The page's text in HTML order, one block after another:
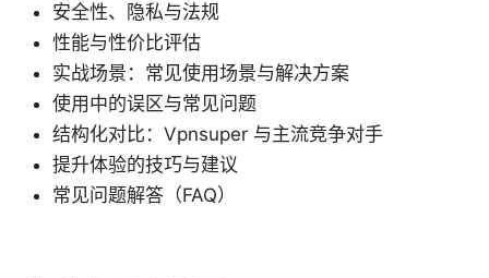
安全性、隐私与法规
性能与性价比评估
实战场景：常见使用场景与解决方案
使用中的误区与常见问题
结构化对比：Vpnsuper 与主流竞争对手
提升体验的技巧与建议
常见问题解答（FAQ）